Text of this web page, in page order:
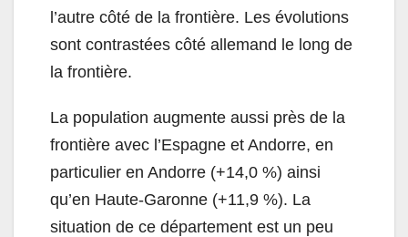
l’autre côté de la frontière. Les évolutions
sont contrastées côté allemand le long de
la frontière.
La population augmente aussi près de la
frontière avec l’Espagne et Andorre, en
particulier en Andorre (+14,0 %) ainsi
qu’en Haute-Garonne (+11,9 %). La
situation de ce département est un peu